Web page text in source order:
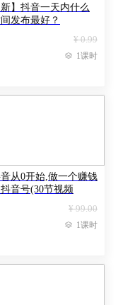
新】抖音一天内什么
发布最好？
¥ 0.99
 1课时
从0开始,做一个赚钱
音号(30节视频
¥ 99.00
 1课时